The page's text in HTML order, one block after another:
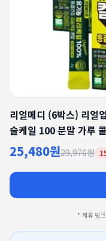
리얼메디 (6박스) 리얼
슬케일 100 분말 가루
25,480원29,970원
* 제휴 링